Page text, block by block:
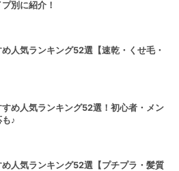
別に紹介！
め人気ランキング52選【速乾・くせ毛・
め人気ランキング52選！初心者・メン
♪
人気ランキング52選【プチプラ・髪質